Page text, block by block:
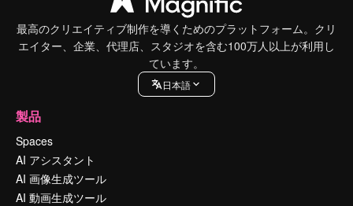
最高のクリエイティブ制作を導くためのプラットフォーム。クリ
エイター、企業、代理店、スタジオを含む100万人以上が利用し
ています。
日本語
製品
Spaces
AI アシスタント
AI 画像生成ツール
AI 動画生成ツール